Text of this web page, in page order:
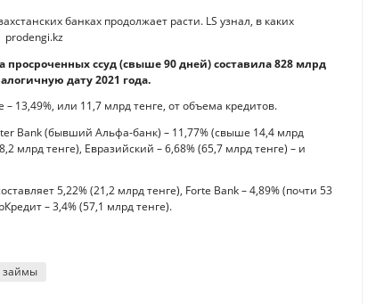
банках продолжает расти. LS узнал, в каких
prodengi.kz
ссуд (свыше 90 дней) составила 828 млрд
дату 2021 года.
13,49%, или 11,7 млрд тенге, от объема кредитов.
Bank (бывший Альфа-банк) – 11,77% (свыше 14,4 млрд
млрд тенге), Евразийский – 6,68% (65,7 млрд тенге) – и
5,22% (21,2 млрд тенге), Forte Bank – 4,89% (почти 53
– 3,4% (57,1 млрд тенге).
займы